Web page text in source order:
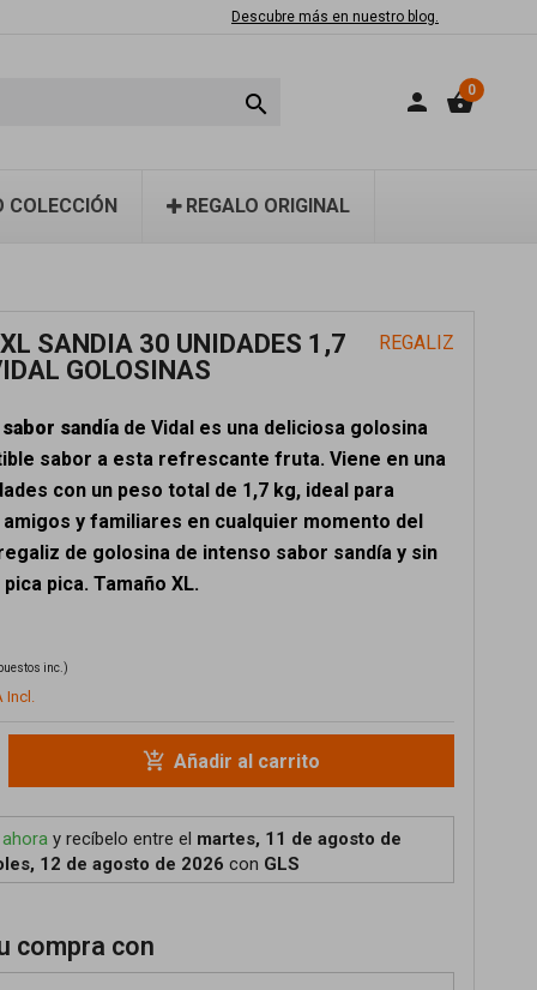
Descubre más en nuestro blog.
 person shopping_basket0
COLECCIÓN REGALO ORIGINAL
REGALIZ
SANDIA 30 UNIDADES 1,7
GOLOSINAS
sandía de Vidal es una deliciosa golosina
sabor a esta refrescante fruta. Viene en una
con un peso total de 1,7 kg, ideal para
y familiares en cualquier momento del
de golosina de intenso sabor sandía y sin
pica. Tamaño XL.
inc.)
Incl.
add_shopping_cart Añadir al carrito
ahoray recíbeloentre el martes, 11 de agosto de
12 de agosto de 2026 con GLS
compra con